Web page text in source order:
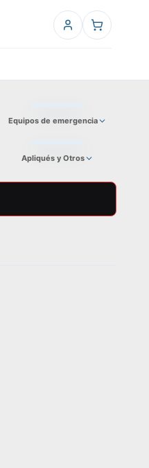
Equipos de emergencia
Apliqués y Otros